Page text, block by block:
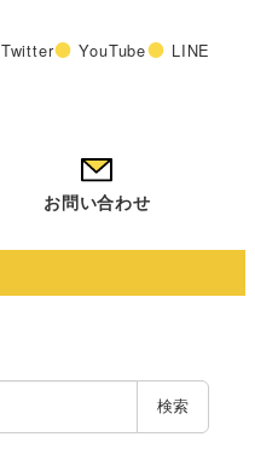
Twitter YouTube LINE
お問い合わせ
検索